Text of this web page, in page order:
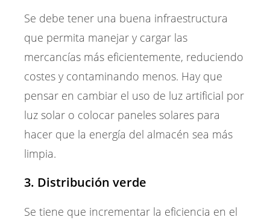
Se debe tener una buena infraestructura
que permita manejar y cargar las
mercancías más eficientemente, reduciendo
costes y contaminando menos. Hay que
pensar en cambiar el uso de luz artificial por
luz solar o colocar paneles solares para
hacer que la energía del almacén sea más
limpia.
3. Distribución verde
Se tiene que incrementar la eficiencia en el